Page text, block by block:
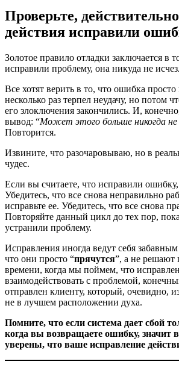
Проверьте,
действия исправили
Золотое правило отладки заключается в
исправили проблему, она никуда не
Все хотят верить в то, что ошибка просто
несколько раз терпел неудачу, но потом
его злоключения закончились. И,
вывод: “Может этого больше никогда
Повторится.
Извините, что разочаровываю, но в
чудес.
Если вы считаете, что исправили ошибку,
Убедитесь, что все снова неправильно
исправьте ее. Убедитесь, что все снова
Повторяйте данный цикл до тех пор,
устранили проблему.
Исправления иногда ведут себя
что они просто “прячутся”, а не решают
времени, когда мы поймем, что
взаимодействовать с проблемой,
отправлен клиенту, который, очевидно,
не в лучшем расположении духа.
Помните, что если система дает сбой
когда вы возвращаете ошибку, значит
уверены, что ваше исправление